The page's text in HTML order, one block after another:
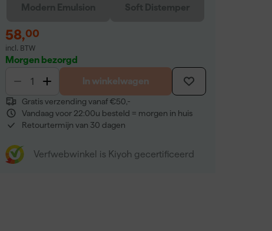
58,00
incl. BTW
Morgen bezorgd
In winkelwagen
Gratis verzending vanaf €50,-
Vandaag voor 22:00u besteld = morgen in huis
Retourtermijn van 30 dagen
Verfwebwinkel is Kiyoh gecertificeerd